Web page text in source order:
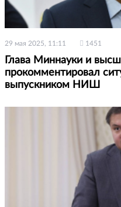
29 мая 2025, 11:11 1451
Глава Миннауки и
прокомментировал
выпускником НИШ